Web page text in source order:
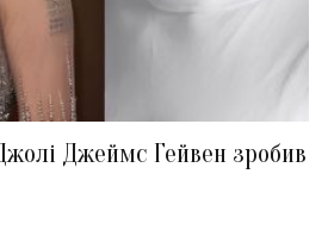
Джеймс Гейвен зробив